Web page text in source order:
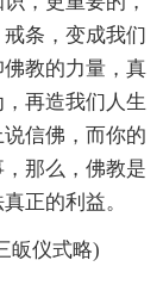
条，变成我们
教的力量，真
再造我们人生
信佛，而你的
那么，佛教是
正的利益。
仪式略)